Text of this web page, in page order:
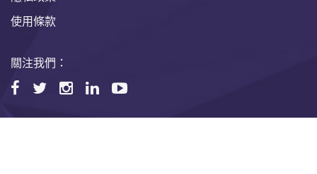
使用條款
關注我們：